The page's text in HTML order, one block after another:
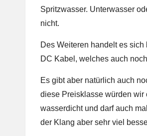
Spritzwasser. Unterwasser
nicht.
Des Weiteren handelt es
DC Kabel, welches auch
Es gibt aber natürlich auch
diese Preisklasse würden wir
wasserdicht und darf auch
der Klang aber sehr viel